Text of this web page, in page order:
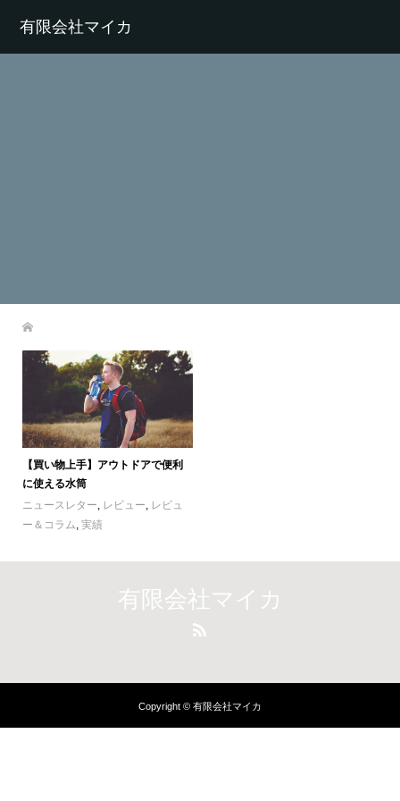
有限会社マイカ
【買い物上手】アウトドアで便利
に使える水筒
ニュースレター, レビュー, レビュ
ー＆コラム, 実績
有限会社マイカ
Copyright © 有限会社マイカ